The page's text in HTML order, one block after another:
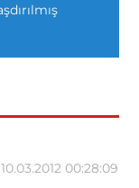
10.03.2012 00:28:09